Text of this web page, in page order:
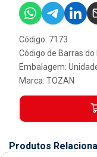
Código: 7173
Código de Barras
Embalagem:
Marca: TOZAN
Produtos